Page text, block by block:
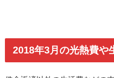
2018年3月の光熱費や